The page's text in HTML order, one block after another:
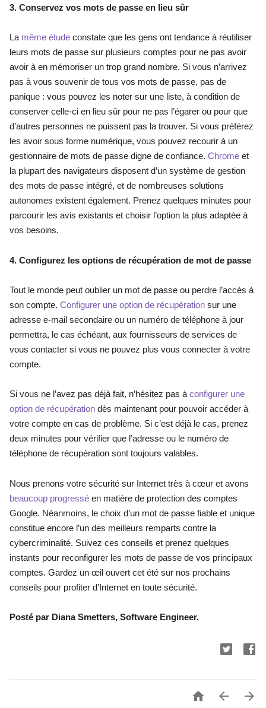
3. Conservez vos mots de passe en lieu sûr
La même étude constate que les gens ont tendance à réutiliser
leurs mots de passe sur plusieurs comptes pour ne pas avoir
avoir à en mémoriser un trop grand nombre. Si vous n’arrivez
pas à vous souvenir de tous vos mots de passe, pas de
panique : vous pouvez les noter sur une liste, à condition de
conserver celle-ci en lieu sûr pour ne pas l’égarer ou pour que
d’autres personnes ne puissent pas la trouver. Si vous préférez
les avoir sous forme numérique, vous pouvez recourir à un
gestionnaire de mots de passe digne de confiance. Chrome et
la plupart des navigateurs disposent d’un système de gestion
des mots de passe intégré, et de nombreuses solutions
autonomes existent également. Prenez quelques minutes pour
parcourir les avis existants et choisir l’option la plus adaptée à
vos besoins.
4. Configurez les options de récupération de mot de passe
Tout le monde peut oublier un mot de passe ou perdre l’accès à
son compte. Configurer une option de récupération sur une
adresse e-mail secondaire ou un numéro de téléphone à jour
permettra, le cas échéant, aux fournisseurs de services de
vous contacter si vous ne pouvez plus vous connecter à votre
compte.
Si vous ne l’avez pas déjà fait, n’hésitez pas à configurer une
option de récupération dès maintenant pour pouvoir accéder à
votre compte en cas de problème. Si c’est déjà le cas, prenez
deux minutes pour vérifier que l’adresse ou le numéro de
téléphone de récupération sont toujours valables.
Nous prenons votre sécurité sur Internet très à cœur et avons
beaucoup progressé en matière de protection des comptes
Google. Néanmoins, le choix d’un mot de passe fiable et unique
constitue encore l’un des meilleurs remparts contre la
cybercriminalité. Suivez ces conseils et prenez quelques
instants pour reconfigurer les mots de passe de vos principaux
comptes. Gardez un œil ouvert cet été sur nos prochains
conseils pour profiter d’Internet en toute sécurité.
Posté par Diana Smetters, Software Engineer.
  